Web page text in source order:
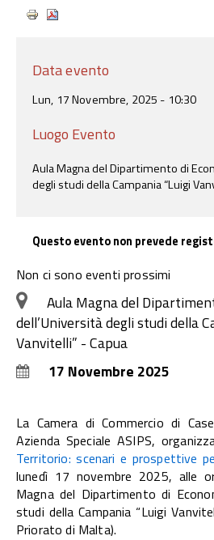
Data evento
Lun, 17 Novembre, 2025 - 10:30
Luogo Evento
Aula Magna del Dipartimento di
degli studi della Campania “Luigi
Questo evento non prevede
Non ci sono eventi prossimi
Aula Magna del
dell’Università degli studi della
Vanvitelli” - Capua
17 Novembre 2025
La Camera di Commercio di
Azienda Speciale ASIPS,
Territorio: scenari e prospettive
lunedì 17 novembre 2025, alle
Magna del Dipartimento di
studi della Campania “Luigi
Priorato di Malta).